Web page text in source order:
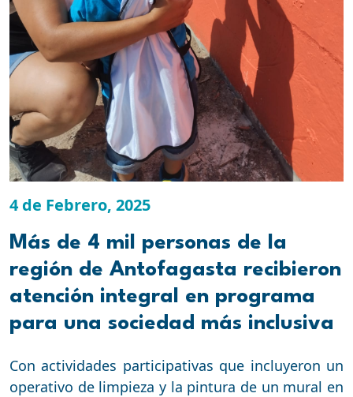
4 de Febrero, 2025
Más de 4 mil personas de la
región de Antofagasta recibieron
atención integral en programa
para una sociedad más inclusiva
Con actividades participativas que incluyeron un
operativo de limpieza y la pintura de un mural en